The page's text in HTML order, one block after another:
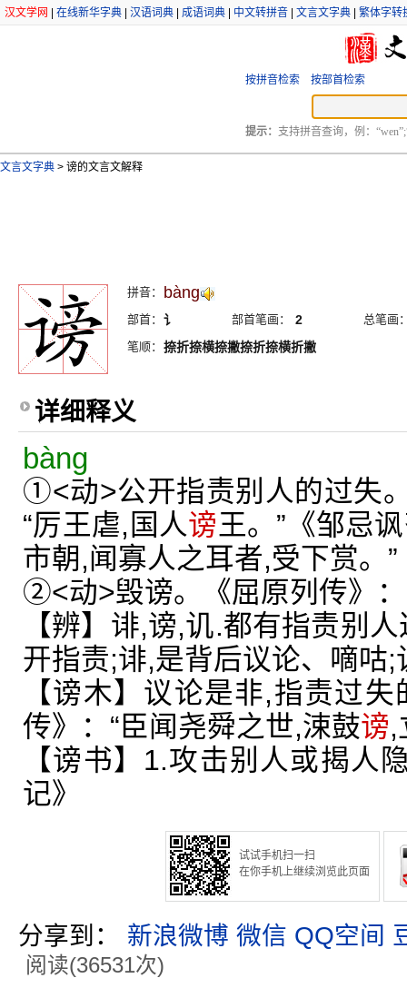
汉文学网 在线新华字典 汉语词典 成语词典 中文转拼音 文言文字典 繁体字转
按拼音检索 按部首检索
提示： 支持拼音查询，例：
文言文字典 > 谤的文言文解释
拼音： bàng
部首： 讠 部首笔画： 2
总笔画
笔顺： 捺折捺横捺撇捺折捺横折撇
详细释义
bàng
①<动>公开指责别人的过失
“厉王虐,国人谤王。”《邹忌
市朝,闻寡人之耳者,受下赏。”
②<动>毁谤。《屈原列传》
【辨】诽,谤,讥.都有指责别
开指责;诽,是背后议论、嘀咕;
【谤木】议论是非,指责过
传》：“臣闻尧舜之世,涑鼓谤,
【谤书】1.攻击别人或揭人
记》
试试手机扫一扫
在你手机上继续浏览此页面
分享到： 新浪微博 微信 QQ空间
阅读(36531次)